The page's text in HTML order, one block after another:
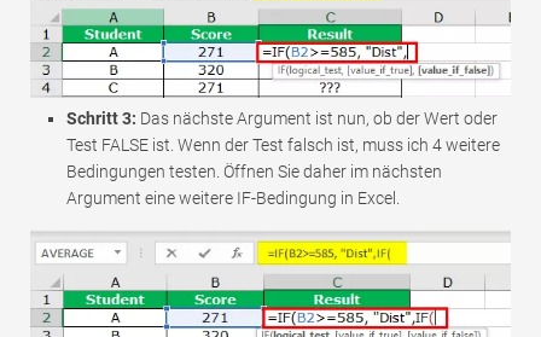
Schritt 3: Das nächste Argument ist nun, ob der Wert oder
Test FALSE ist. Wenn der Test falsch ist, muss ich 4 weitere
Bedingungen testen. Öffnen Sie daher im nächsten
Argument eine weitere IF-Bedingung in Excel.